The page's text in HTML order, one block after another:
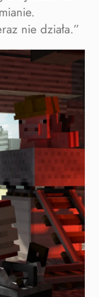
nie działa.”